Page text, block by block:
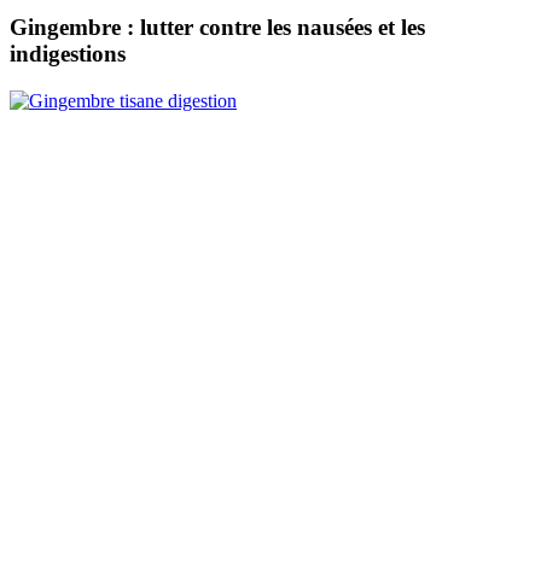
Gingembre : lutter contre les nausées et les
indigestions